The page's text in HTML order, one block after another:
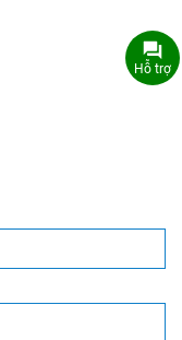
Hỗ trợ